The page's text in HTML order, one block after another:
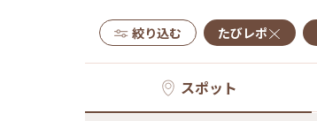
絞り込む たびレポ
スポット